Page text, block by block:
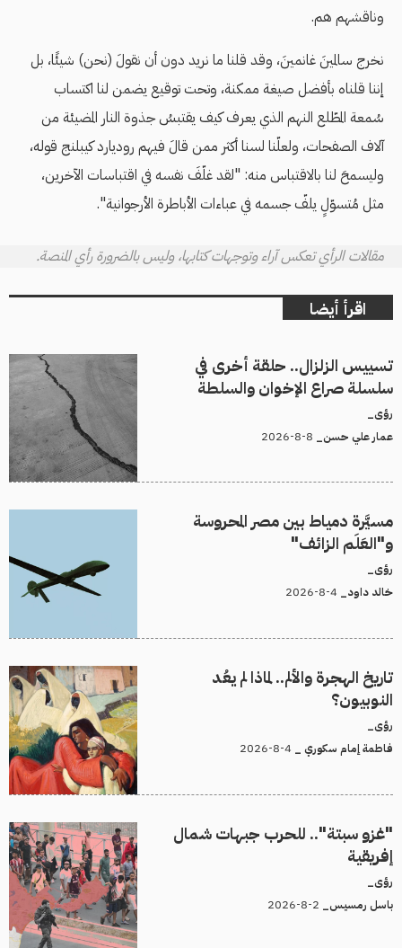
وناقشهم هم.
نخرج سالمينَ غانمينَ، وقد قلنا ما نريد دون أن نقولَ (نحن) شيئًا، بل
إننا قلناه بأفضل صيغة ممكنة، وتحت توقيع يضمن لنا اكتساب
سُمعة المطّلع النهم الذي يعرف كيف يقتبسُ جذوة النار المضيئة من
آلاف الصفحات، ولعلّنا لسنا أكثر ممن قالَ فيهم روديارد كيبلنج قوله،
وليسمحَ لنا بالاقتباس منه: "لقد غلّفَ نفسه في اقتباسات الآخرين،
مثل مُتسوّلٍ يلفّ جسمه في عباءات الأباطرة الأرجوانية".
مقالات الرأي تعكس آراء وتوجهات كتابها، وليس بالضرورة رأي المنصة.
اقرأ أيضا
تسييس الزلزال.. حلقة أخرى في
سلسلة صراع الإخوان والسلطة
رؤى_
عمار علي حسن_
مسيَّرة دمياط بين مصر المحروسة
و"العَلَم الزائف"
رؤى_
خالد داود_
تاريخ الهجرة والألم.. لماذا لم يعُد
النوبيون؟
رؤى_
فاطمة إمام سكوري _
"غزو سبتة".. للحرب جبهات شمال
إفريقية
رؤى_
باسل رمسيس_